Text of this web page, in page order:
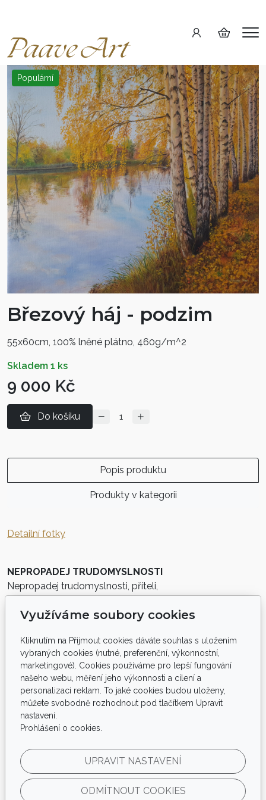
Populární
Březový háj - podzim
55x60cm, 100% lněné plátno, 460g/m^2
skladem 1 ks
9 000 Kč
Do košíku
Popis produktu
Produkty v kategorii
Detailní fotky
NEPROPADEJ TRUDOMYSLNOSTI
Nepropadej trudomyslnosti, příteli,
Místo běhu jen kráčíš pomalu v poli,
Místo sprintu jen snění ti zbývá,
nechat věci, ať jdou svým proudem dál.
Co jsi chtěl mít pod kontrolou teď schovává
čas sám v klíně – a ty jen čekáš dál.
Tak nepropadej trudomyslnosti, ne,
radši vzpomeň si na to krásné, co přijde.
Vždyť už znáš ten pocit, kdy duše lehce
Lehká mysl – to je největší dar,
žít teď a tady, kde srdce hoří žár.
Využíváme soubory cookies
Kliknutím na Přijmout cookies dáváte souhlas s uložením
vybraných cookies (nutné, preferenční, výkonnostní,
marketingové). Cookies používáme pro lepší fungování
našeho webu, měření jeho výkonnosti a cílení a
personalizaci reklam. To jaké cookies budou uloženy,
můžete svobodně rozhodnout pod tlačítkem Upravit
nastavení.
Prohlášení o cookies.
UPRAVIT NASTAVENÍ
ODMÍTNOUT COOKIES